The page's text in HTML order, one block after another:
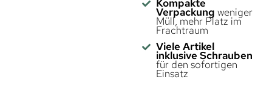
Kompakte
Verpackung weniger
Müll, mehr Platz im
Frachtraum
Viele Artikel
inklusive Schrauben
für den sofortigen
Einsatz